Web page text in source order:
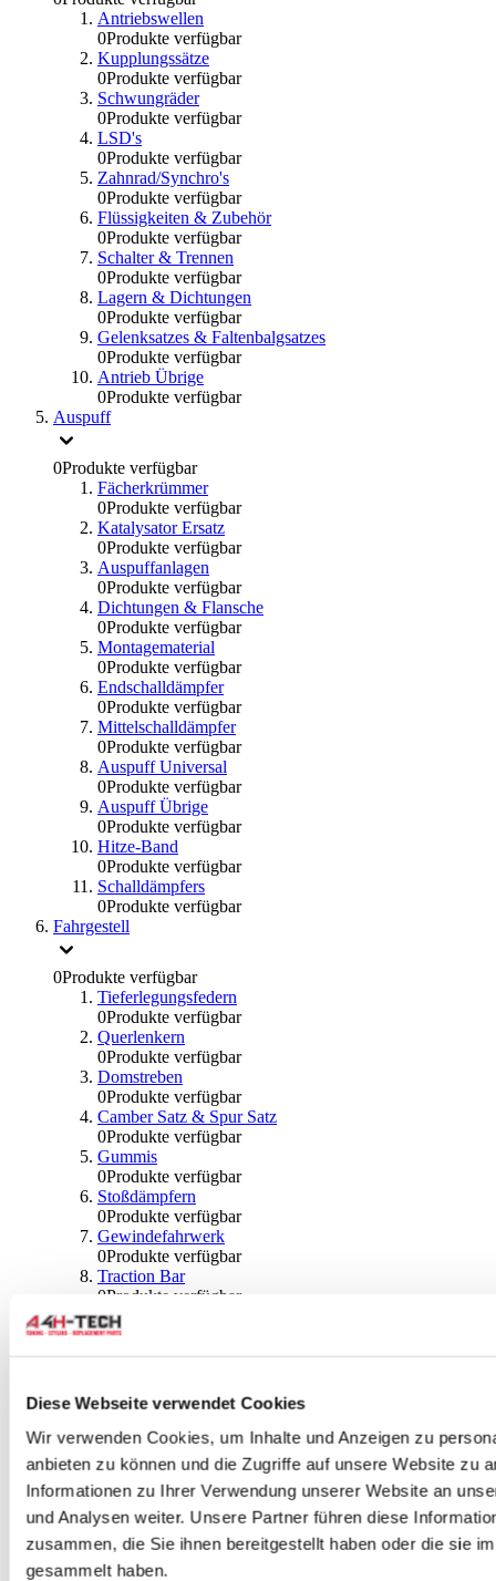
Diese Webseite verwendet Cookies
Wir verwenden Cookies, um Inhalte und Anzeigen zu
anbieten zu können und die Zugriffe auf unsere Website zu
Informationen zu Ihrer Verwendung unserer Website an
und Analysen weiter. Unsere Partner führen diese
zusammen, die Sie ihnen bereitgestellt haben oder die sie
gesammelt haben.
Antriebswellen
0Produkte verfügbar
Kupplungssätze
0Produkte verfügbar
Schwungräder
0Produkte verfügbar
LSD's
0Produkte verfügbar
Zahnrad/Synchro's
0Produkte verfügbar
Flüssigkeiten & Zubehör
0Produkte verfügbar
Schalter & Trennen
0Produkte verfügbar
Lagern & Dichtungen
0Produkte verfügbar
Gelenksatzes & Faltenbalgsatzes
0Produkte verfügbar
Antrieb Übrige
0Produkte verfügbar
Auspuff
0Produkte verfügbar
Fächerkrümmer
0Produkte verfügbar
Katalysator Ersatz
0Produkte verfügbar
Auspuffanlagen
0Produkte verfügbar
Dichtungen & Flansche
0Produkte verfügbar
Montagematerial
0Produkte verfügbar
Endschalldämpfer
0Produkte verfügbar
Mittelschalldämpfer
0Produkte verfügbar
Auspuff Universal
0Produkte verfügbar
Auspuff Übrige
0Produkte verfügbar
Hitze-Band
0Produkte verfügbar
Schalldämpfers
0Produkte verfügbar
Fahrgestell
0Produkte verfügbar
Tieferlegungsfedern
0Produkte verfügbar
Querlenkern
0Produkte verfügbar
Domstreben
0Produkte verfügbar
Camber Satz & Spur Satz
0Produkte verfügbar
Gummis
0Produkte verfügbar
Stoßdämpfern
0Produkte verfügbar
Gewindefahrwerk
0Produkte verfügbar
Traction Bar
0Produkte verfügbar
Stabilisator & Zubehör
0Produkte verfügbar
Kugeln & Abdeckungen
Radlagern & Naben
0Produkte verfügbar
Räder und Zubehör
0Produkte verfügbar
Spurverbreiterungen
0Produkte verfügbar
Radmuttern
0Produkte verfügbar